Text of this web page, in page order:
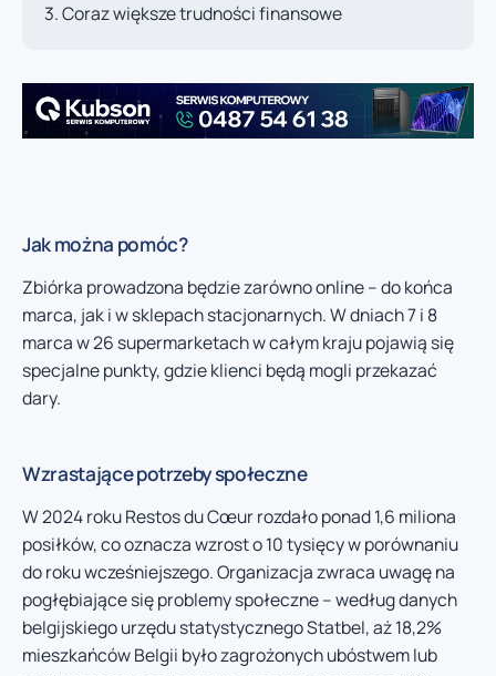
Coraz większe trudności finansowe
Jak można pomóc?
Zbiórka prowadzona będzie zarówno online – do końca
marca, jak i w sklepach stacjonarnych. W dniach 7 i 8
marca w 26 supermarketach w całym kraju pojawią się
specjalne punkty, gdzie klienci będą mogli przekazać
dary.
Wzrastające potrzeby społeczne
W 2024 roku Restos du Cœur rozdało ponad 1,6 miliona
posiłków, co oznacza wzrost o 10 tysięcy w porównaniu
do roku wcześniejszego. Organizacja zwraca uwagę na
pogłębiające się problemy społeczne – według danych
belgijskiego urzędu statystycznego Statbel, aż 18,2%
mieszkańców Belgii było zagrożonych ubóstwem lub